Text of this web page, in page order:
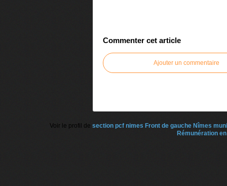
Commenter cet article
Ajouter un commentaire
Voir le profil de section pcf nimes Front de gauche Nîmes
Rémunération